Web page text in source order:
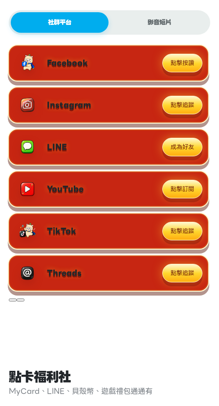
社群平台 影音短片
Facebook 點擊按讚
Instagram 點擊追蹤
LINE 成為好友
YouTube 點擊訂閱
TikTok 點擊追蹤
Threads 點擊追蹤
點卡福利社
MyCard、LINE、貝殼幣、遊戲禮包通通有